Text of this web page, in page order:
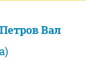
Вал